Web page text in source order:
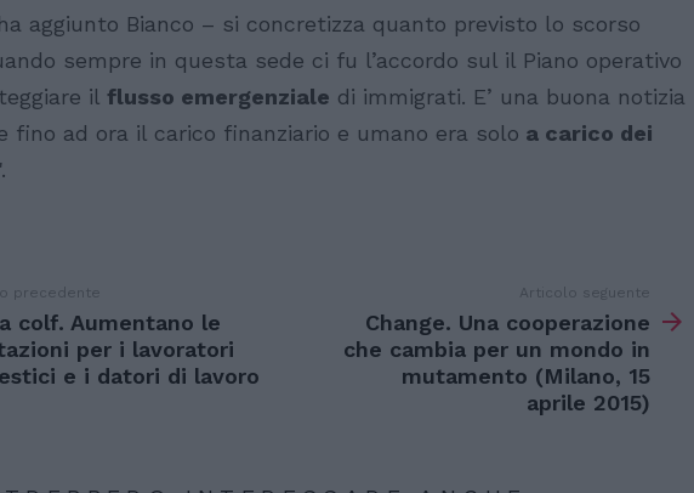
aggiunto Bianco – si concretizza quanto previsto lo scorso
sempre in questa sede ci fu l’accordo sul il Piano operativo
il flusso emergenziale di immigrati. E’ una buona notizia
fino ad ora il carico finanziario e umano era solo a carico dei
precedente
colf. Aumentano le
per i lavoratori
e i datori di lavoro
Articolo seguente
Change. Una cooperazione
che cambia per un mondo in
mutamento (Milano, 15
aprile 2015)